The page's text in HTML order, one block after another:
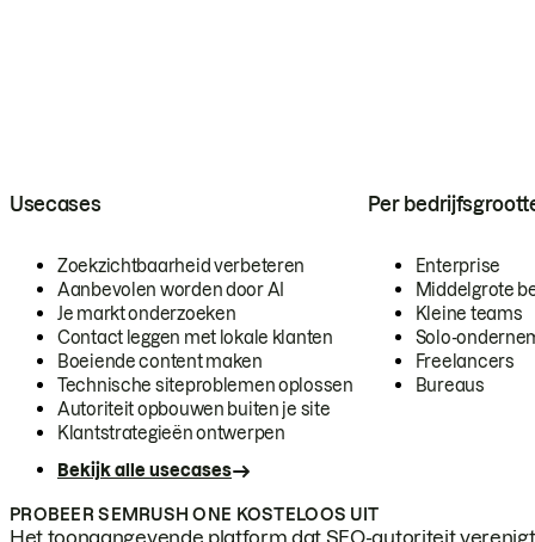
Usecases
Zoekzichtbaarheid verbeteren
Aanbevolen worden door AI
Je markt onderzoeken
Contact leggen met lokale klanten
Boeiende content maken
Technische siteproblemen oplossen
Autoriteit opbouwen buiten je site
Klantstrategieën ontwerpen
Bekijk alle usecases
Per
Enterprise
Middelgrote
Kleine teams
Solo-
Freelancers
Bureaus
PROBEER SEMRUSH ONE KOSTELOOS UIT
Het toonaangevende platform dat SEO-autoriteit